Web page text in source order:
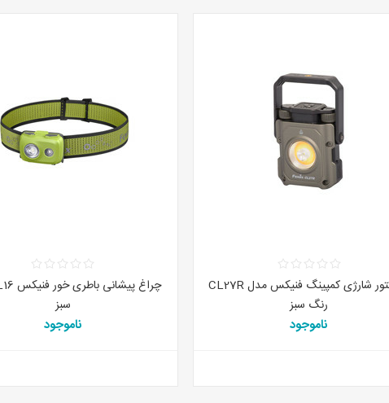
پروژکتور شارژی کمپینگ فنیکس مدل CL27R
رنگ سبز
ناموجود
سبز
ناموجود